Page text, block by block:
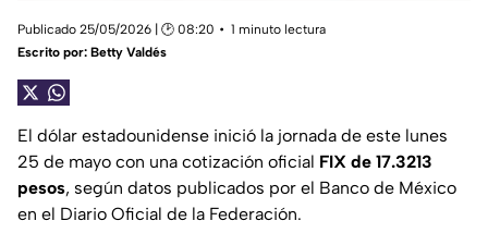
Publicado 25/05/2026 | 🕑 08:20
1 minuto lectura
Escrito por: Betty Valdés
El dólar estadounidense inició la jornada de este lunes
25 de mayo con una cotización oficial FIX de 17.3213
pesos, según datos publicados por el Banco de México
en el Diario Oficial de la Federación.